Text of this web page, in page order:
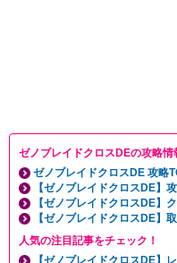
ゼノブレイドクロスDEの攻略情
ゼノブレイドクロスDE 攻略
【ゼノブレイドクロスDE】
【ゼノブレイドクロスDE】
【ゼノブレイドクロスDE】
人気の注目記事をチェック！